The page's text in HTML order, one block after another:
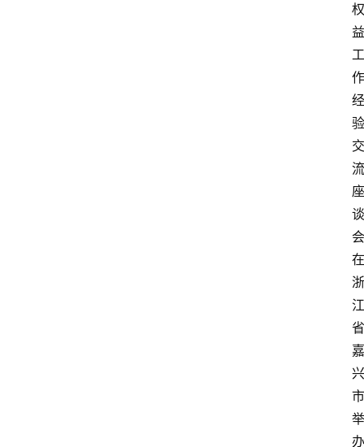
权
益
工
作
经
验
交
流
座
谈
会
在
浙
江
省
嘉
兴
市
举
办